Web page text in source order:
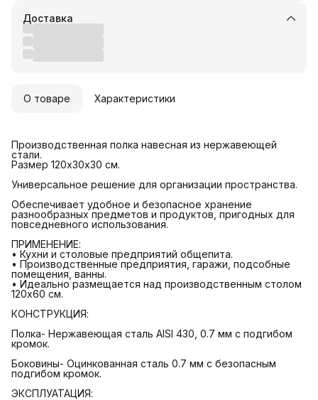
Доставка
О товаре Характеристики
Производственная полка навесная из нержавеющей
стали.
Размер 120х30х30 см.
Универсальное решение для организации пространства.
Обеспечивает удобное и безопасное хранение
разнообразных предметов и продуктов, пригодных для
повседневного использования.
ПРИМЕНЕНИЕ:
• Кухни и столовые предприятий общепита.
• Производственные предприятия, гаражи, подсобные
помещения, ванны.
• Идеально размещается над производственным столом
120х60 см.
КОНСТРУКЦИЯ:
Полка- Нержавеющая сталь AISI 430, 0.7 мм с подгибом
кромок.
Боковины- Оцинкованная сталь 0.7 мм с безопасным
подгибом кромок.
ЭКСПЛУАТАЦИЯ: